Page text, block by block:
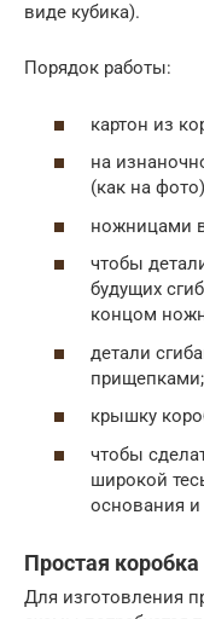
виде кубика).
Порядок работы:
картон из
на
(как на
ножницами
чтобы
будущих
концом
детали
прищепками;
крышку
чтобы
широкой
основания
Простая коробка
Для изготовления